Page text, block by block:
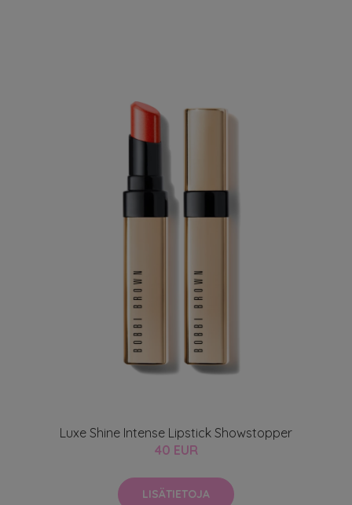
Luxe Shine Intense Lipstick Showstopper
40 EUR
LISÄTIETOJA